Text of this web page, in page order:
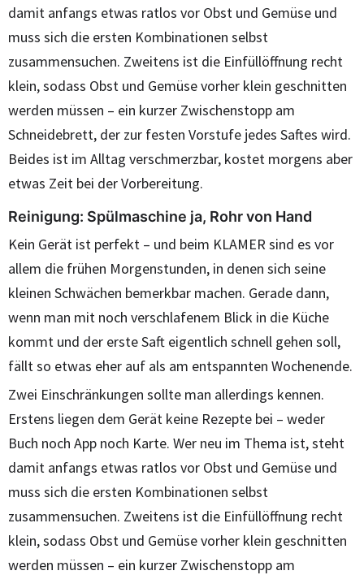
damit anfangs etwas ratlos vor Obst und Gemüse und
muss sich die ersten Kombinationen selbst
zusammensuchen. Zweitens ist die Einfüllöffnung recht
klein, sodass Obst und Gemüse vorher klein geschnitten
werden müssen – ein kurzer Zwischenstopp am
Schneidebrett, der zur festen Vorstufe jedes Saftes wird.
Beides ist im Alltag verschmerzbar, kostet morgens aber
etwas Zeit bei der Vorbereitung.
Reinigung: Spülmaschine ja, Rohr von Hand
Kein Gerät ist perfekt – und beim KLAMER sind es vor
allem die frühen Morgenstunden, in denen sich seine
kleinen Schwächen bemerkbar machen. Gerade dann,
wenn man mit noch verschlafenem Blick in die Küche
kommt und der erste Saft eigentlich schnell gehen soll,
fällt so etwas eher auf als am entspannten Wochenende.
Zwei Einschränkungen sollte man allerdings kennen.
Erstens liegen dem Gerät keine Rezepte bei – weder
Buch noch App noch Karte. Wer neu im Thema ist, steht
damit anfangs etwas ratlos vor Obst und Gemüse und
muss sich die ersten Kombinationen selbst
zusammensuchen. Zweitens ist die Einfüllöffnung recht
klein, sodass Obst und Gemüse vorher klein geschnitten
werden müssen – ein kurzer Zwischenstopp am